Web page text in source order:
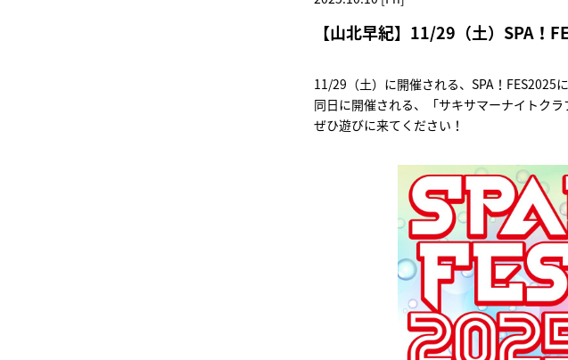
【山北早紀】11/29（土）SPA！
11/29（土）に開催される、SPA！FES2025
同日に開催される、「サキサマーナイトク
ぜひ遊びに来てください！